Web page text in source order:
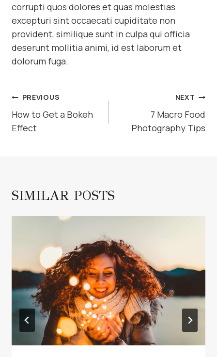
corrupti quos dolores et quas molestias
excepturi sint occaecati cupiditate non
provident, similique sunt in culpa qui officia
deserunt mollitia animi, id est laborum et
dolorum fuga.
POST
NAVIGATION
PREVIOUS
How to Get a Bokeh
Effect
NEXT
7 Macro Food
Photography Tips
SIMILAR POSTS